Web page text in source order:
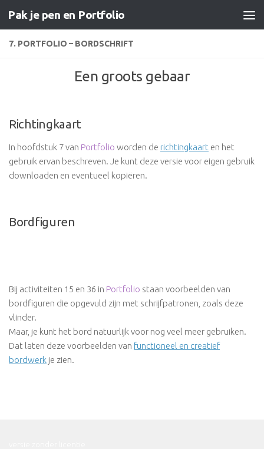
Doorgaan naar inhoud
Pak je pen en Portfolio
7. PORTFOLIO – BORDSCHRIFT
Een groots gebaar
Richtingkaart
In hoofdstuk 7 van Portfolio worden de richtingkaart en het
gebruik ervan beschreven. Je kunt deze versie voor eigen gebruik
downloaden en eventueel kopiëren.
Bordfiguren
Bij activiteiten 15 en 36 in Portfolio staan voorbeelden van
bordfiguren die opgevuld zijn met schrijfpatronen, zoals deze
vlinder.
Maar, je kunt het bord natuurlijk voor nog veel meer gebruiken.
Dat laten deze voorbeelden van functioneel en creatief
bordwerk je zien.